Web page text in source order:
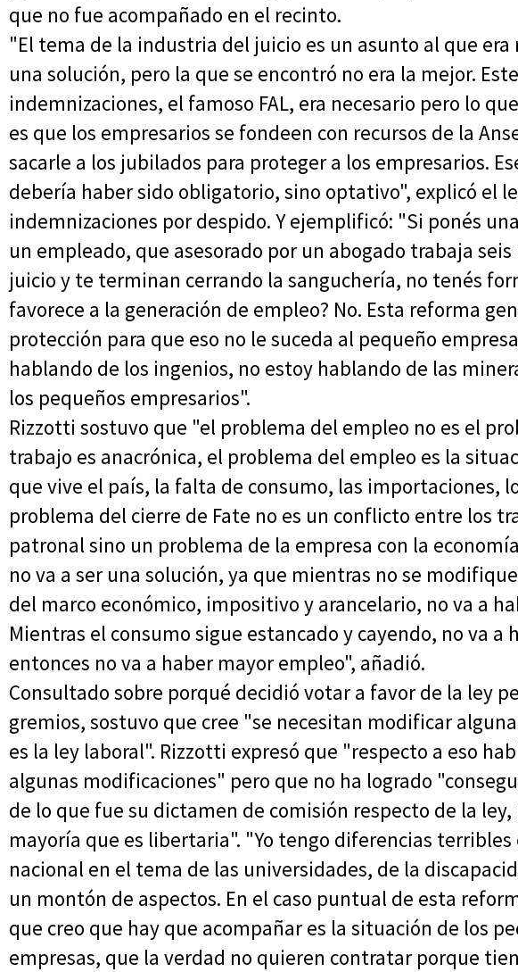
que no fue acompañado en el recinto.
"El tema de la industria del juicio es un asunto al que era
una solución, pero la que se encontró no era la mejor.
indemnizaciones, el famoso FAL, era necesario pero lo
es que los empresarios se fondeen con recursos de la
sacarle a los jubilados para proteger a los empresarios.
debería haber sido obligatorio, sino optativo", explicó el
indemnizaciones por despido. Y ejemplificó: "Si ponés
un empleado, que asesorado por un abogado trabaja
juicio y te terminan cerrando la sanguchería, no tenés
favorece a la generación de empleo? No. Esta reforma
protección para que eso no le suceda al pequeño
hablando de los ingenios, no estoy hablando de las
los pequeños empresarios".
Rizzotti sostuvo que "el problema del empleo no es el
trabajo es anacrónica, el problema del empleo es la
que vive el país, la falta de consumo, las importaciones,
problema del cierre de Fate no es un conflicto entre los
patronal sino un problema de la empresa con la
no va a ser una solución, ya que mientras no se
del marco económico, impositivo y arancelario, no va a
Mientras el consumo sigue estancado y cayendo, no va a
entonces no va a haber mayor empleo", añadió.
Consultado sobre porqué decidió votar a favor de la ley
gremios, sostuvo que cree "se necesitan modificar
es la ley laboral". Rizzotti expresó que "respecto a eso
algunas modificaciones" pero que no ha logrado
de lo que fue su dictamen de comisión respecto de la
mayoría que es libertaria". "Yo tengo diferencias terribles
nacional en el tema de las universidades, de la
un montón de aspectos. En el caso puntual de esta
que creo que hay que acompañar es la situación de los
empresas, que la verdad no quieren contratar porque